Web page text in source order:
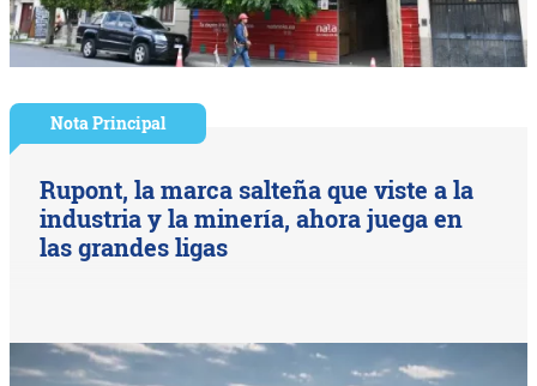
Nota Principal
Rupont, la marca salteña que viste a la
industria y la minería, ahora juega en
las grandes ligas